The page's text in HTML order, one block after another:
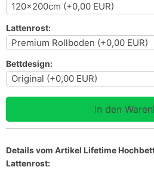
Lattenrost:
Bettdesign:
Details vom Artikel Lifetime
Lattenrost: